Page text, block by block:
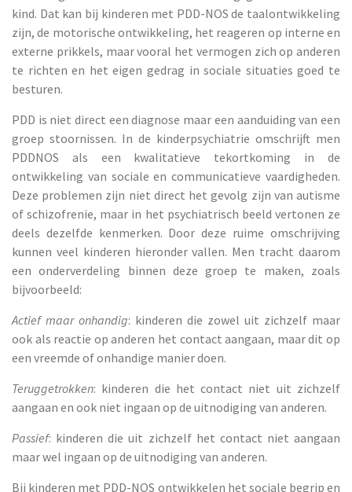
kind. Dat kan bij kinderen met PDD-NOS de taalontwikkeling
zijn, de motorische ontwikkeling, het reageren op interne en
externe prikkels, maar vooral het vermogen zich op anderen
te richten en het eigen gedrag in sociale situaties goed te
besturen.
PDD is niet direct een diagnose maar een aanduiding van een
groep stoornissen. In de kinderpsychiatrie omschrijft men
PDD­NOS als een kwalitatieve tekortkoming in de
ontwikkeling van sociale en communicatieve vaardigheden.
Deze problemen zijn niet direct het gevolg zijn van autisme
of schizofrenie, maar in het psychiatrisch beeld vertonen ze
deels dezelfde kenmerken. Door deze ruime omschrijving
kunnen veel kinderen hieronder vallen. Men tracht daarom
een onderverdeling binnen deze groep te maken, zoals
bijvoorbeeld:
Actief maar onhandig: kinderen die zowel uit zichzelf maar
ook als reactie op anderen het contact aangaan, maar dit op
een vreemde of onhandige manier doen.
Teruggetrokken: kinderen die het contact niet uit zichzelf
aangaan en ook niet ingaan op de uitnodiging van anderen.
Passief: kinderen die uit zichzelf het contact niet aangaan
maar wel ingaan op de uitnodiging van anderen.
Bij kinderen met PDD-NOS ontwikkelen het sociale begrip en